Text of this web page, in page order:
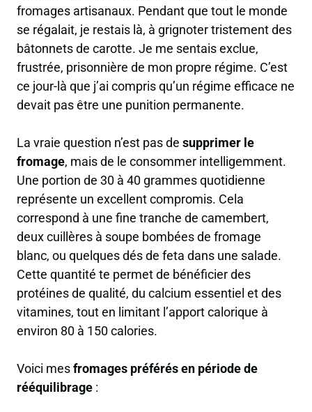
fromages artisanaux. Pendant que tout le monde
se régalait, je restais là, à grignoter tristement des
bâtonnets de carotte. Je me sentais exclue,
frustrée, prisonnière de mon propre régime. C’est
ce jour-là que j’ai compris qu’un régime efficace ne
devait pas être une punition permanente.
La vraie question n’est pas de supprimer le
fromage, mais de le consommer intelligemment.
Une portion de 30 à 40 grammes quotidienne
représente un excellent compromis. Cela
correspond à une fine tranche de camembert,
deux cuillères à soupe bombées de fromage
blanc, ou quelques dés de feta dans une salade.
Cette quantité te permet de bénéficier des
protéines de qualité, du calcium essentiel et des
vitamines, tout en limitant l’apport calorique à
environ 80 à 150 calories.
Voici mesfromages préférés en période de
rééquilibrage :